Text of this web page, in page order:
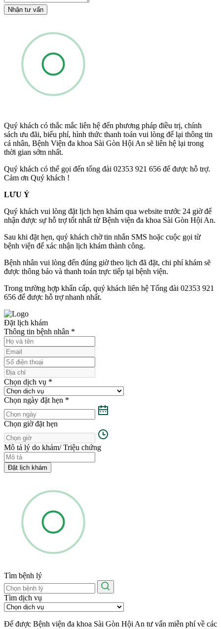
Nhận tư vấn
Quý khách có thắc mắc liên hệ đến phương pháp điều trị, chính
sách ưu đãi, biểu phí, hình thức thanh toán vui lòng để lại thông tin
cá nhân, Bệnh Viện đa khoa Sài Gòn Hội An sẽ liên hệ lại trong
thời gian sớm nhất.
Quý khách có thể gọi đến tổng đài 02353 921 656 để được hỗ trợ.
Cảm ơn Quý khách !
LƯU Ý
Quý khách vui lòng đặt lịch hẹn khám qua website trước 24 giờ để
nhận được sự hỗ trợ tốt nhất từ Bệnh viện đa khoa Sài Gòn Hội An.
Sau khi đặt hẹn, quý khách chờ tin nhắn SMS hoặc cuộc gọi từ
bệnh viện để xác nhận lịch khám thành công.
Bệnh nhân vui lòng đến đúng giờ theo lịch đã đặt, chi phí khám sẽ
được thông báo và thanh toán trực tiếp tại bệnh viện.
Trong trường hợp khẩn cấp, quý khách liên hệ Tổng đài 02353 921
656 để được hỗ trợ nhanh nhất.
Đặt lịch khám
Thông tin bệnh nhân *
Chọn dịch vụ *
Chọn ngày đặt hẹn *
Chọn giờ đặt hẹn
Mô tả lý do khám/ Triệu chứng
Đặt lịch khám
Tìm bệnh lý
Tìm dịch vụ
Để được Bệnh viện đa khoa Sài Gòn Hội An tư vấn miễn phí về các